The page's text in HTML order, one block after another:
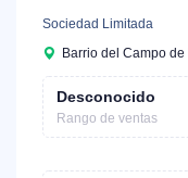
Sociedad Limitada
Barrio del Campo
Desconocido
Rango de ventas